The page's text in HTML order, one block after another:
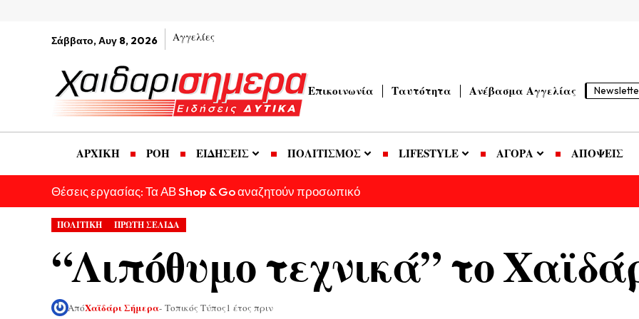
Σάββατο, Αυγ 8, 2026 Αγγελίες
Επικοινωνία Ταυτότητα Ανέβασμα Αγγελίας
ΑΡΧΙΚΗ ΡΟΗ ΕΙΔΗΣΕΙΣ ΠΟΛΙΤΙΣΜΟΣ LIFESTYLE ΑΓΟΡΑ ΑΠΟΨΕΙΣ
Θέσεις εργασίας: Τα ΑΒ Shop & Go αναζητούν προσωπικό
ΠΟΛΙΤΙΚΗ ΠΡΩΤΗ ΣΕΛΙΔΑ
“Λιπόθυμο τεχνικά” το
ΑπόΧαϊδάρι Σήμερα- Τοπικός Τύπος1 έτος πριν